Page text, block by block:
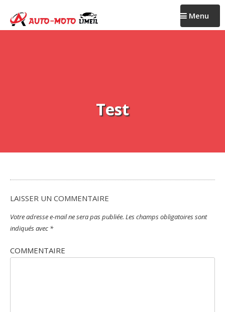
Passer
Menu
Test
LAISSER UN COMMENTAIRE
Votre adresse e-mail ne sera pas publiée. Les champs obligatoires sont
indiqués avec *
COMMENTAIRE